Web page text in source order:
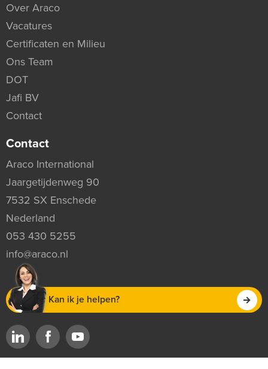
Over Araco
Vacatures
Certificaten en Milieu
Ons Team
DOT
Jafi BV
Contact
Contact
Araco International
Jaargetijdenweg 90
7532 SX Enschede
Nederland
053 430 5255
info@araco.nl
Kan ik je helpen?